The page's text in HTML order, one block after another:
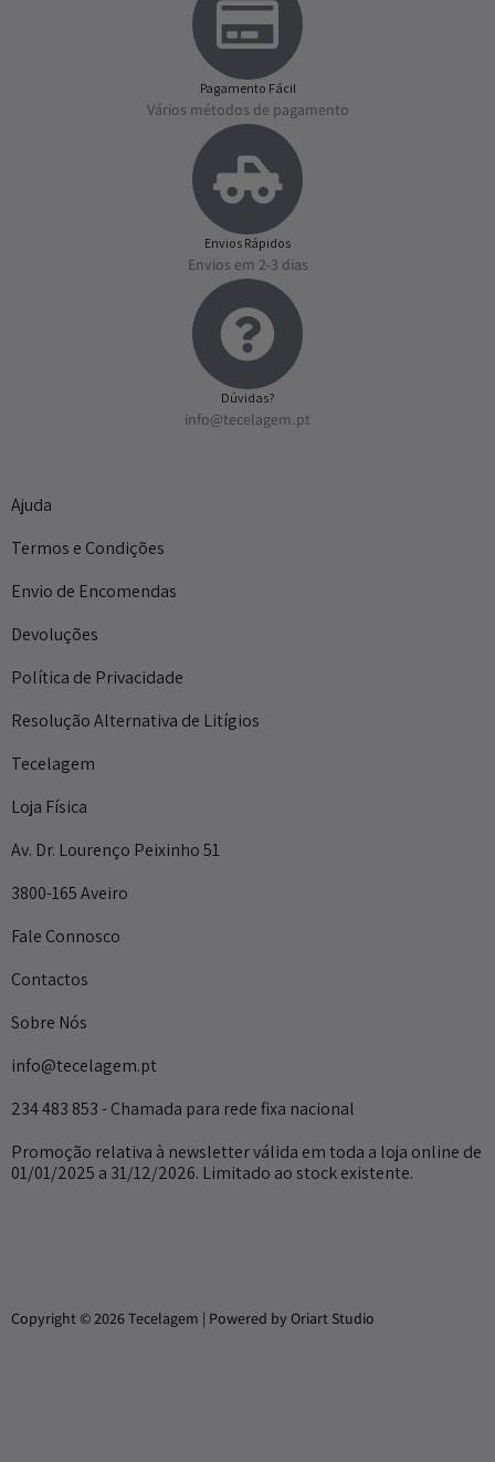
Pagamento Fácil
Vários métodos de pagamento
Envios Rápidos
Envios em 2-3 dias
Dúvidas?
info@tecelagem.pt
Ajuda
Termos e Condições
Envio de Encomendas
Devoluções
Política de Privacidade
Resolução Alternativa de Litígios
Tecelagem
Loja Física
Av. Dr. Lourenço Peixinho 51
3800-165 Aveiro
Fale Connosco
Contactos
Sobre Nós
info@tecelagem.pt
234 483 853 - Chamada para rede fixa nacional
Promoção relativa à newsletter válida em toda a loja online de
01/01/2025 a 31/12/2026. Limitado ao stock existente.
Copyright © 2026 Tecelagem | Powered by Oriart Studio